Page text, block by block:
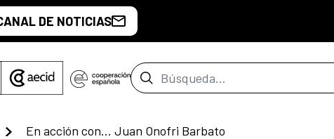
DE NOTICIAS
Barra de búsqueda
En acción con... Juan Onofri Barbato